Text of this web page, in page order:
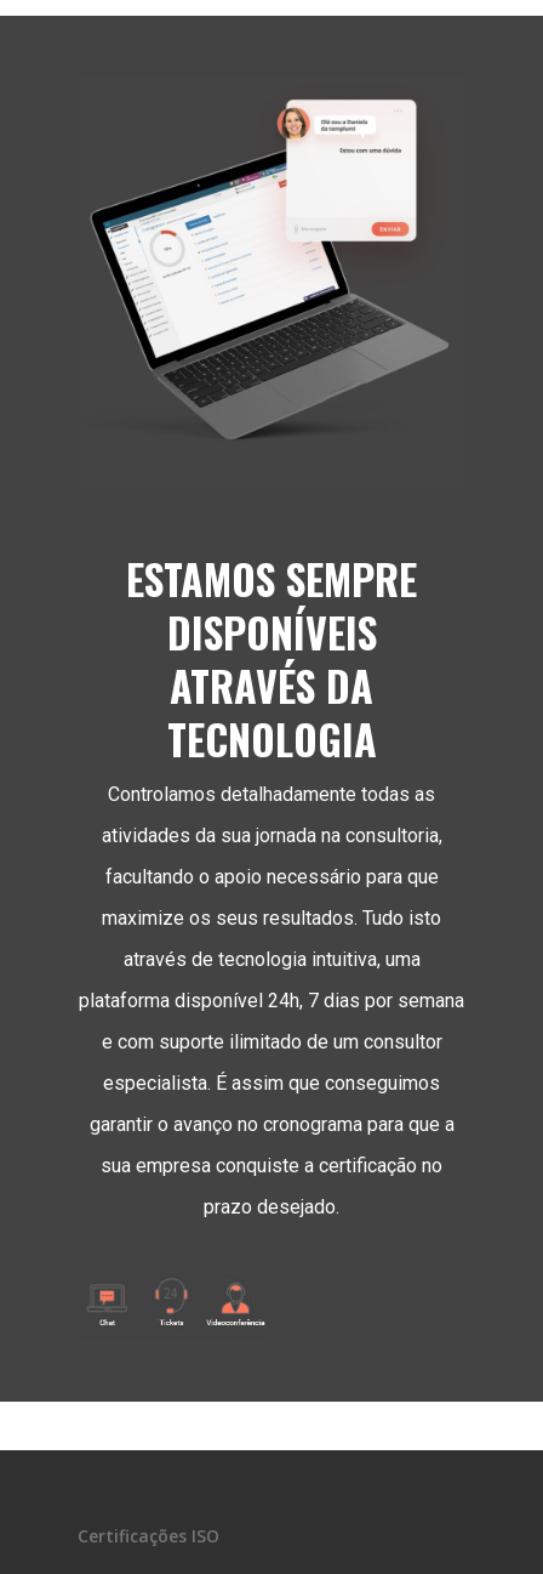
ESTAMOS SEMPRE
DISPONÍVEIS
ATRAVÉS DA
TECNOLOGIA
Controlamos detalhadamente todas as
atividades da sua jornada na consultoria,
facultando o apoio necessário para que
maximize os seus resultados. Tudo isto
através de tecnologia intuitiva, uma
plataforma disponível 24h, 7 dias por semana
e com suporte ilimitado de um consultor
especialista. É assim que conseguimos
garantir o avanço no cronograma para que a
sua empresa conquiste a certificação no
prazo desejado.
Certificações ISO